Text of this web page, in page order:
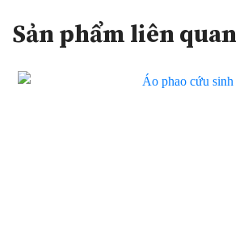
Sản phẩm liên quan